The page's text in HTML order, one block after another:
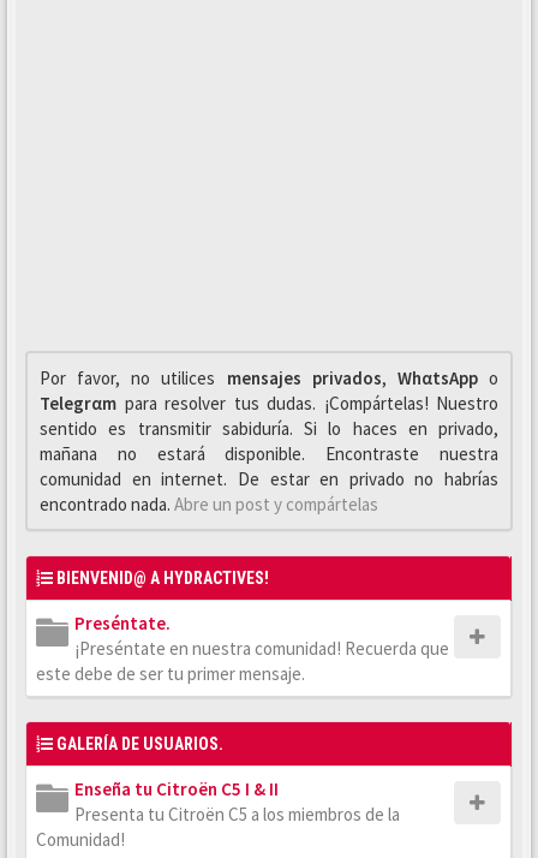
Por favor, no utilices mensajes privados, WhαtsAppo
Telegrαm para resolver tus dudas. ¡Compártelas! Nuestro
sentido es transmitir sabiduría. Si lo haces en privado,
mañana no estará disponible. Encontraste nuestra
comunidad en internet. De estar en privado no habrías
encontrado nada. Abre un post y compártelas
BIENVENID@ A HYDRACTIVES!
Preséntate.
¡Preséntate en nuestra comunidad! Recuerda que
este debe de ser tu primer mensaje.
GALERÍA DE USUARIOS.
Enseña tu Citroën C5 I & II
Presenta tu Citroën C5 a los miembros de la
Comunidad!